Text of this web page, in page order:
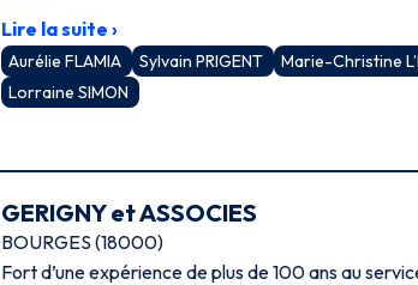
Lire la suite ›
Aurélie FLAMIA Sylvain PRIGENT Marie-Christine
Lorraine SIMON
GERIGNY et ASSOCIES
BOURGES (18000)
Fort d’une expérience de plus de 100 ans au service de